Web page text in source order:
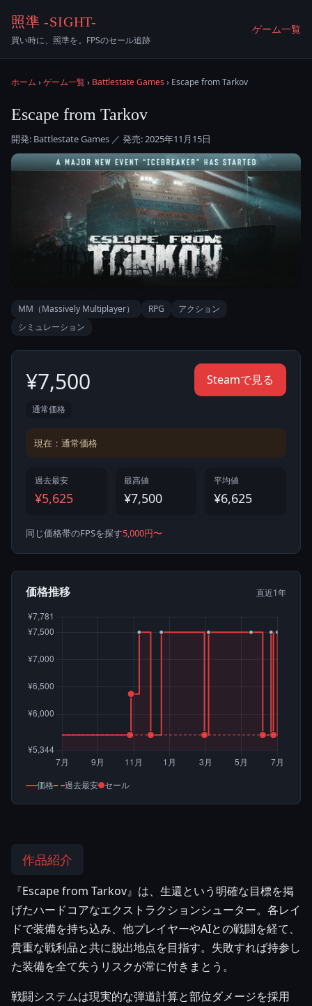
照準 -SIGHT-
買い時に、照準を。FPSのセール追跡
ゲーム一覧
ホーム › ゲーム一覧› Battlestate Games› Escape from Tarkov
Escape from Tarkov
開発: Battlestate Games ／ 発売: 2025年11月15日
MM（Massively Multiplayer） RPG
アクション
シミュレーション
¥7,500
通常価格
Steamで見る
現在：通常価格
過去最安
¥5,625
最高値
¥7,500
平均値
¥6,625
同じ価格帯のFPSを探す5,000円〜
価格推移 直近1年
価格 過去最安 セール
作品紹介
『Escape from Tarkov』は、生還という明確な目標を掲
げたハードコアなエクストラクションシューター。各レイ
ドで装備を持ち込み、他プレイヤーやAIとの戦闘を経て、
貴重な戦利品と共に脱出地点を目指す。失敗すれば持参し
た装備を全て失うリスクが常に付きまとう。
戦闘システムは現実的な弾道計算と部位ダメージを採用